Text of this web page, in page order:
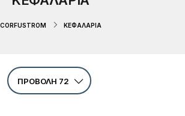
CORFUSTROM ΚΕΦΑΛΑΡΙΑ
ΠΡΟΒΟΛΗ 72
Προβολή 36